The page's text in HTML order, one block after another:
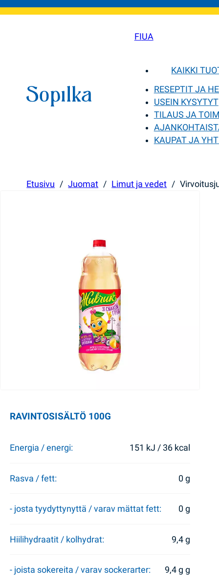
FIUA
KAIKKI
RESEPTIT JA
USEIN KYSYTYT
TILAUS JA
KAUPAT JA
Etusivu / Juomat / Limut ja vedet /
RAVINTOSISÄLTÖ 100G
Energia / energi: 151 kJ / 36 kcal
Rasva / fett: 0 g
- josta tyydyttynyttä / varav mättat fett: 0 g
Hiilihydraatit / kolhydrat: 9,4 g
- joista sokereita / varav sockerarter: 9,4 g g